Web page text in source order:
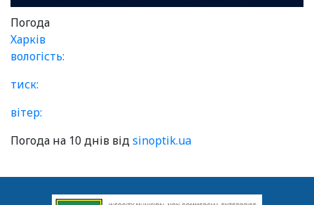
Погода
Харків
вологість:
тиск:
вітер:
Погода на 10 днів відsinoptik.ua